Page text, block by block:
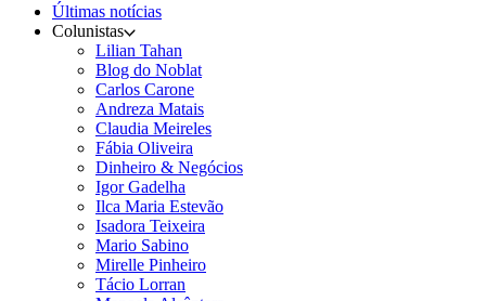
Últimas notícias
Colunistas
Lilian Tahan
Blog do Noblat
Carlos Carone
Andreza Matais
Claudia Meireles
Fábia Oliveira
Dinheiro & Negócios
Igor Gadelha
Ilca Maria Estevão
Isadora Teixeira
Mario Sabino
Mirelle Pinheiro
Tácio Lorran